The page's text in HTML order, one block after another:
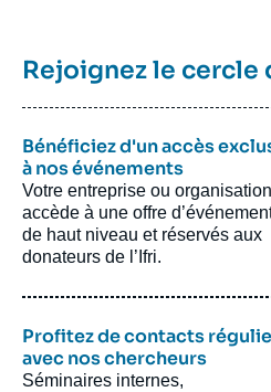
Rejoignez le cercle
Bénéficiez d'un accès
à nos événements
Votre entreprise ou organisation
accède à une offre
de haut niveau et réservés aux
donateurs de l’Ifri.
Profitez de contacts
avec nos chercheurs
Séminaires internes,